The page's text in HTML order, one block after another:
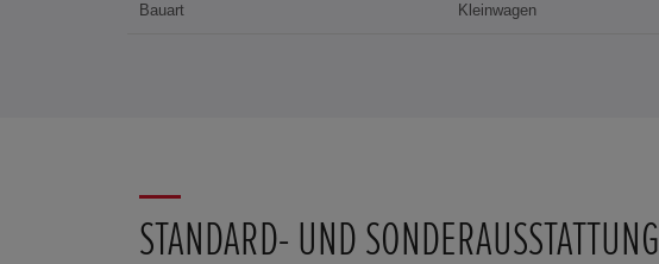
Bauart Kleinwagen
STANDARD- UND SONDERAUSSTATTUNG